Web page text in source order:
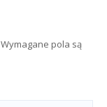
Wymagane pola są